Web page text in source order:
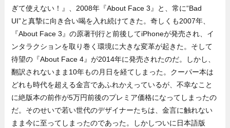
ぎて使えない！』、2008年『About Face 3』と、常に“Bad
UI”と真摯に向き合い喝を入れ続けてきた。奇しくも2007年、
『About Face 3』の原著刊行と前後してiPhoneが発売され、イ
ンタラクションを取り巻く環境に大きな変革が起きた。そして
待望の『About Face 4』が2014年に発売されたのだ。しかし、
翻訳されないまま10年もの月日を経てしまった。クーパー本は
どれも時代を超える金言であふれかえっているが、不幸なこと
に絶版本の前作が5万円前後のプレミア価格になってしまったの
だ。そのせいで若い世代のデザイナーたちは、金言に触れない
まま今に至ってしまったのであった。しかしついに日本語版